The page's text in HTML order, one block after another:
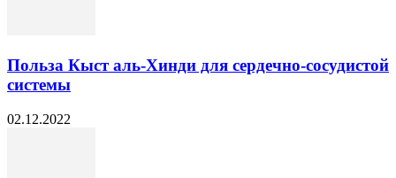
Польза Кыст аль-Хинди для сердечно-сосудистой
системы
02.12.2022